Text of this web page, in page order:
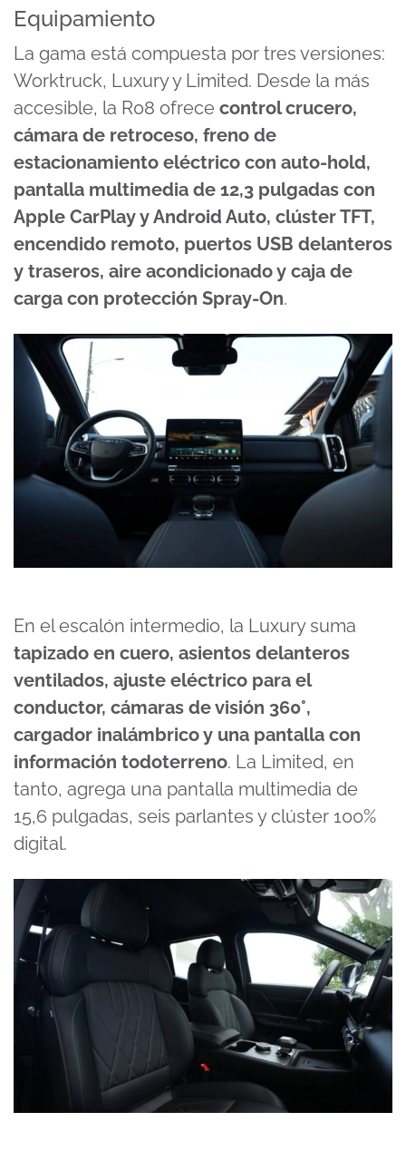
Equipamiento
La gama está compuesta por tres versiones:
Worktruck, Luxury y Limited. Desde la más
accesible, la R08 ofrece control crucero,
cámara de retroceso, freno de
estacionamiento eléctrico con auto-hold,
pantalla multimedia de 12,3 pulgadas con
Apple CarPlay y Android Auto, clúster TFT,
encendido remoto, puertos USB delanteros
y traseros, aire acondicionado y caja de
carga con protección Spray-On.
En el escalón intermedio, la Luxury suma
tapizado en cuero, asientos delanteros
ventilados, ajuste eléctrico para el
conductor, cámaras de visión 360°,
cargador inalámbrico y una pantalla con
información todoterreno. La Limited, en
tanto, agrega una pantalla multimedia de
15,6 pulgadas, seis parlantes y clúster 100%
digital.